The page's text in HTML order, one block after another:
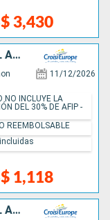
3,430
SANTONS ET TRADITIONS DE NOËL AU FIL DES CANAUX DE PROVENCE SUR LES PAS DES FORTERESSES ET VILLAGES AUTHENTIQUES (FORMULE PORT-PORT)
11/12/2026
1,118
NO INCLUYE LA
DEL 30% DE AFIP -
REEMBOLSABLE
SANTONS ET TRADITIONS DE NOËL AU FIL DES CANAUX DE PROVENCE SUR LES PAS DES FORTERESSES ET VILLAGES AUTHENTIQUES